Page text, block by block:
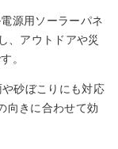
源用ソーラーパネ
、アウトドアや災
。
砂ぼこりにも対応
向きに合わせて効